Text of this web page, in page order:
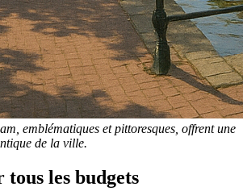
emblématiques et pittoresques, offrent une
de la ville.
les budgets